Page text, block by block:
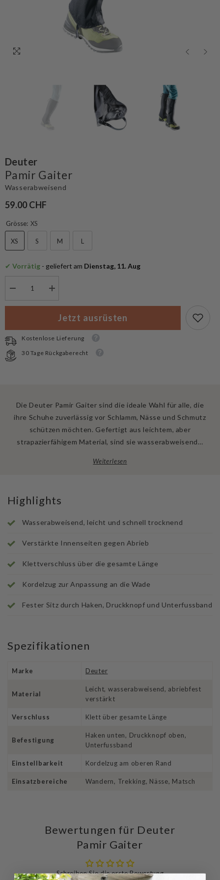
Deuter
Pamir Gaiter
Wasserabweisend
59.00 CHF
Grösse: XS
XS S M L
✔ Vorrätig - geliefert am Dienstag, 11. Aug
für
Gaiter
Menge
für
Deuter
Pamir
Gaiter
Jetzt ausrüsten
Kostenlose Lieferung
30 Tage Rückgaberecht
Die Deuter Pamir Gaiter sind die ideale Wahl für alle, die
ihre Schuhe zuverlässig vor Schlamm, Nässe und Schmutz
schützen möchten. Gefertigt aus leichtem, aber
strapazierfähigem Material, sind sie wasserabweisend…
Weiterlesen
Highlights
Wasserabweisend, leicht und schnell trocknend
Verstärkte Innenseiten gegen Abrieb
Klettverschluss über die gesamte Länge
Kordelzug zur Anpassung an die Wade
Fester Sitz durch Haken, Druckknopf und Unterfussband
Spezifikationen
Marke Deuter
Material
Leicht, wasserabweisend, abriebfest
verstärkt
Verschluss Klett über gesamte Länge
Befestigung
Haken unten, Druckknopf oben,
Unterfussband
Einstellbarkeit Kordelzug am oberen Rand
Einsatzbereiche Wandern, Trekking, Nässe, Matsch
Bewertungen für Deuter
Pamir Gaiter
Schreiben Sie die erste Bewertung